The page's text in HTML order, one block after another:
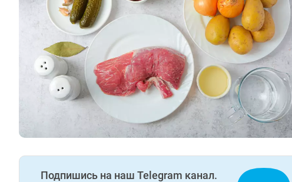
Подпишись на наш Telegram канал.